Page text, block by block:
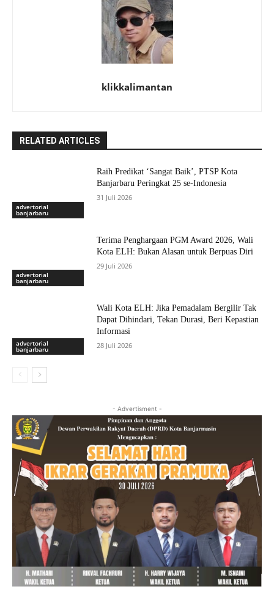
klikkalimantan
RELATED ARTICLES
advertorial
banjarbaru
Raih Predikat ‘Sangat Baik’, PTSP Kota
Banjarbaru Peringkat 25 se-Indonesia
31 Juli 2026
advertorial
banjarbaru
Terima Penghargaan PGM Award 2026, Wali
Kota ELH: Bukan Alasan untuk Berpuas Diri
29 Juli 2026
advertorial
banjarbaru
Wali Kota ELH: Jika Pemadalam Bergilir Tak
Dapat Dihindari, Tekan Durasi, Beri Kepastian
Informasi
28 Juli 2026
- Advertisment -